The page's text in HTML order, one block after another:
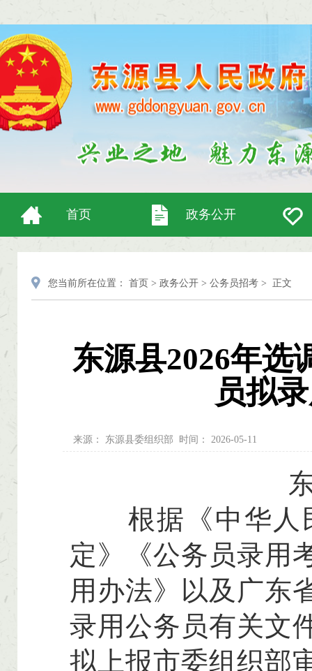
首页 政务公开
您当前所在位置： 首页 > 政务公开 > 公务员招考 > 正文
东源县2026年选
员拟
来源： 东源县委组织部 时间： 2026-05-11
根据《中华人
定》《公务员录用
用办法》以及广东
录用公务员有关文
拟上报市委组织部